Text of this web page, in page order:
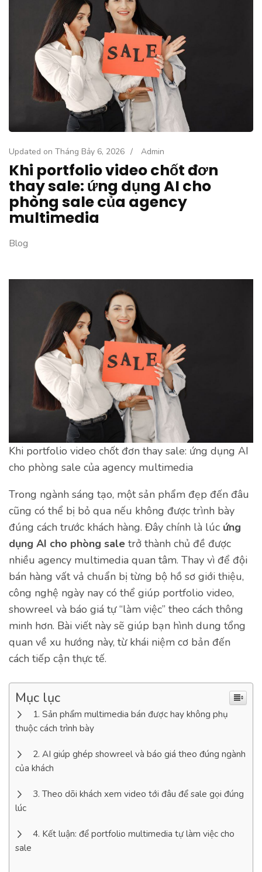
Updated on Tháng Bảy 6, 2026 / Admin
Khi portfolio video chốt đơn
thay sale: ứng dụng AI cho
phòng sale của agency
multimedia
Blog
Khi portfolio video chốt đơn thay sale: ứng dụng AI
cho phòng sale của agency multimedia
Trong ngành sáng tạo, một sản phẩm đẹp đến đâu
cũng có thể bị bỏ qua nếu không được trình bày
đúng cách trước khách hàng. Đây chính là lúc ứng
dụng AI cho phòng sale trở thành chủ đề được
nhiều agency multimedia quan tâm. Thay vì để đội
bán hàng vất vả chuẩn bị từng bộ hồ sơ giới thiệu,
công nghệ ngày nay có thể giúp portfolio video,
showreel và báo giá tự “làm việc” theo cách thông
minh hơn. Bài viết này sẽ giúp bạn hình dung tổng
quan về xu hướng này, từ khái niệm cơ bản đến
cách tiếp cận thực tế.
Mục lục
Sản phẩm multimedia bán được hay không phụ
thuộc cách trình bày
AI giúp ghép showreel và báo giá theo đúng ngành
của khách
Theo dõi khách xem video tới đâu để sale gọi đúng
lúc
Kết luận: để portfolio multimedia tự làm việc cho
sale